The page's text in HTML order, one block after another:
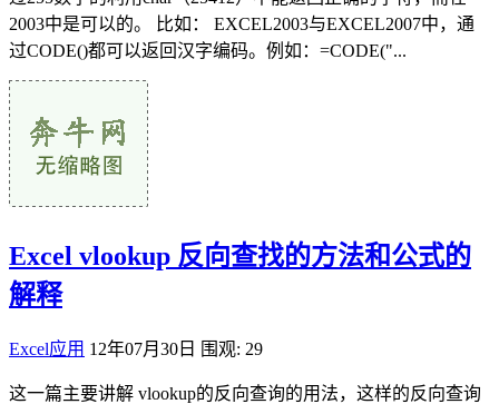
2003中是可以的。 比如： EXCEL2003与EXCEL2007中，通
过CODE()都可以返回汉字编码。例如：=CODE("...
Excel vlookup 反向查找的方法和公式的
解释
Excel应用 12年07月30日 围观: 29
这一篇主要讲解 vlookup的反向查询的用法，这样的反向查询